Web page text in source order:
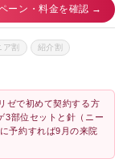
ーン・料金を確認 →
ア割 紹介割
ゼで初めて契約する方
3部位セットと針（ニー
予約すれば9月の来院